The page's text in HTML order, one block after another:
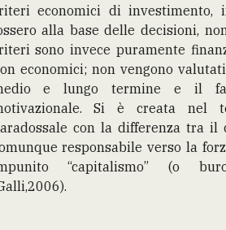
economici di investimento,
alla base delle decisioni,
sono invece puramente
economici; non vengono
e lungo termine e il
Si è creata nel
con la differenza tra il
responsabile verso la
“capitalismo” (o